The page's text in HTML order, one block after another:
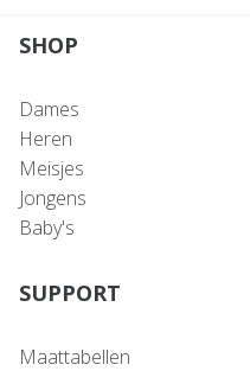
SHOP
Dames
Heren
Meisjes
Jongens
Baby's
SUPPORT
Maattabellen